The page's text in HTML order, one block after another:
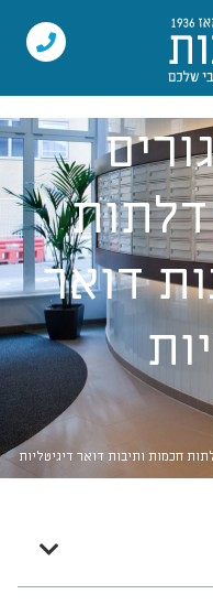
דואר
חכמות ותיבות דואר דיגיטליות